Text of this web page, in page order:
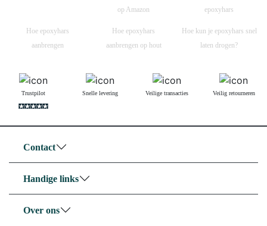
op Amazon
epoxyhars
Hoe epoxyhars
aanbrengen
Hoe epoxyhars
aanbrengen op hout
Hoe kun je epoxyhars snel
laten drogen?
Trustpilot Snelle levering Veilige transacties Veilig retourneren
Contact
Handige links
Over ons